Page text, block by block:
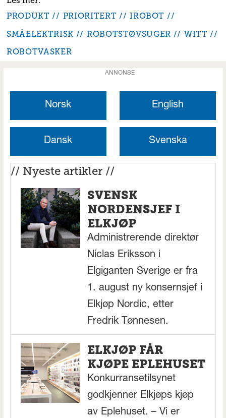
PRODUKT PRIORITERT
IROBOT
SMÅELEKTRISK
ROBOTSTØVSUGER
WITT
ROBOTVASKER
ANNONSE
Norsk English
Dansk Svenska
// Nyeste artikler //
SVENSK
NORDENSJEF I
ELKJØP
Administrerende direktør
Niclas Eriksson i
Elgiganten Sverige er fra
1. august ny konsernsjef i
Elkjøp Nordic, etter
Fredrik Tønnesen.
ELKJØP FÅR
KJØPE EPLEHUSET
Konkurransetilsynet
godkjenner Elkjøps kjøp
av Eplehuset. – Vi er